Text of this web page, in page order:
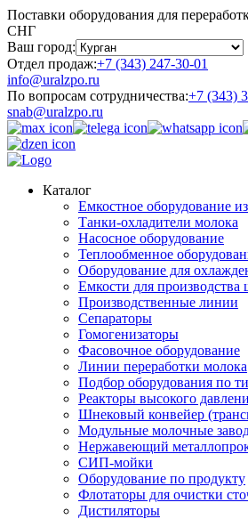
Поставки оборудования для
СНГ
Ваш город:
Отдел продаж:+7 (343) 247-30-01
info@uralzpo.ru
По вопросам сотрудничества:+7 (343)
snab@uralzpo.ru
Каталог
Емкостное оборудование
Танки-охладители молока
Насосное оборудование
Теплообменное
Оборудование для
Емкости для производства
Производственные линии
Сепараторы
Гомогенизаторы
Фасовочное оборудование
Линии переработки молока
Подбор оборудования по
Реакторы высокого
Шнековый конвейер
Модульные молочные
Нержавеющий
СИП-мойки
Оборудование по продукту
Флотаторы для очистки
Дистиляторы